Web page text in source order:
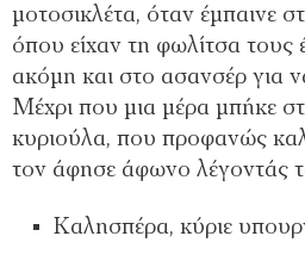
μοτοσικλέτα, όταν έμπαινε
όπου είχαν τη φωλίτσα τους
ακόμη και στο ασανσέρ για
Μέχρι που μια μέρα μπήκε
κυριούλα, που προφανώς
τον άφησε άφωνο λέγοντάς
Καλησπέρα, κύριε